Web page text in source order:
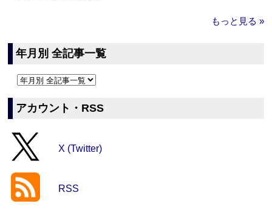
もっと見る »
年月別 全記事一覧
アカウント・RSS
X (Twitter)
RSS